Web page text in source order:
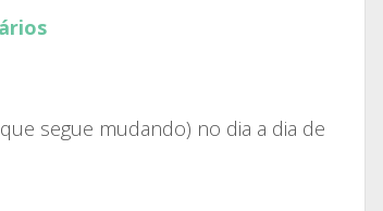
volume.
segue mudando) no dia a dia de